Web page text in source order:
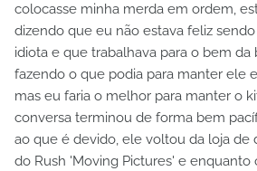
colocasse minha merda em ordem,
dizendo que eu não estava feliz
idiota e que trabalhava para o bem da
fazendo o que podia para manter ele
mas eu faria o melhor para manter o
conversa terminou de forma bem
ao que é devido, ele voltou da loja de
do Rush 'Moving Pictures' e enquanto